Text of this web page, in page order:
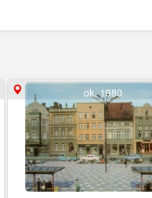
ok. 1980